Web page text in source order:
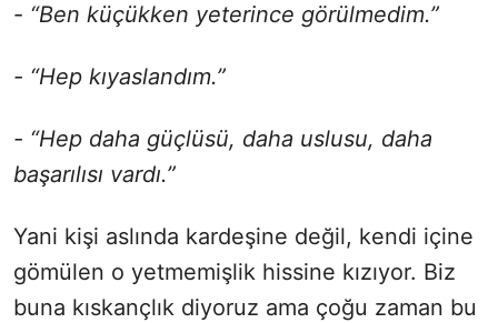
- “Ben küçükken yeterince görülmedim.”
- “Hep kıyaslandım.”
- “Hep daha güçlüsü, daha uslusu, daha
başarılısı vardı.”
Yani kişi aslında kardeşine değil, kendi içine
gömülen o yetmemişlik hissine kızıyor. Biz
buna kıskançlık diyoruz ama çoğu zaman bu